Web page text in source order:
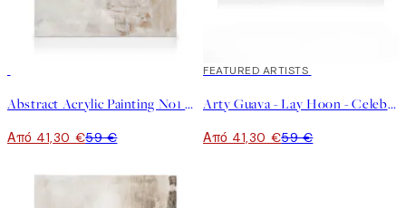
Abstract Acrylic Painting No1 Καμβάς
Από 41,30 €59 €
30%*
FEATURED ARTISTS
Arty Guava - Lay Hoon - Celebration Καμβάς
Από 41,30 €59 €